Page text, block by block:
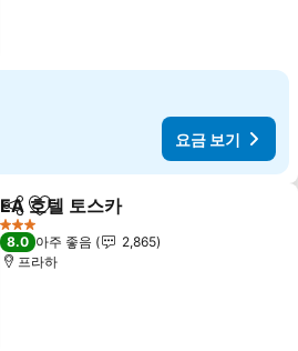
요금 보기
공유 즐겨찾기에 추가
EA 호텔 토스카
3 성급
8.0 아주 좋음
2,865
프라하